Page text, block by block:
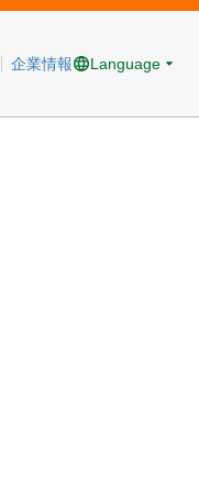
企業情報 Language